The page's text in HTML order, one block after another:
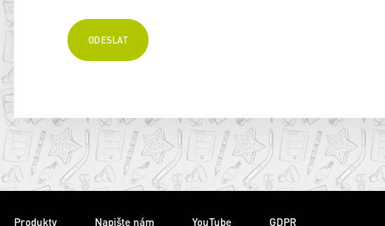
Produkty Napište nám YouTube GDPR